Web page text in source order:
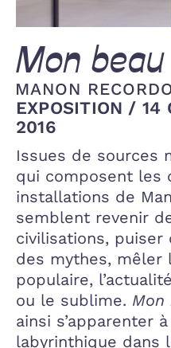
Mon
MANON
EXPOSITION / 14
2016
Issues de sources
qui composent les
installations de
semblent revenir
civilisations,
des mythes, mêler
populaire,
ou le sublime. Mon
ainsi s’apparenter
labyrinthique dans